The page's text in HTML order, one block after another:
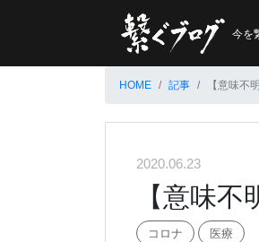
今を
HOME 記事 【意味不
2020.06.23
【意味
コロナ 医療